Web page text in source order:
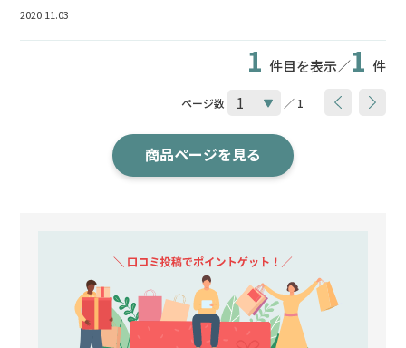
2020.11.03
1 件目を表示／1 件
ページ数 ／ 1
商品ページを見る